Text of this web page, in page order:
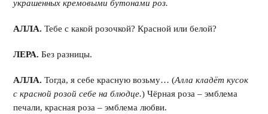
украшенных кремовыми бутонами роз.
АЛЛА. Тебе с какой розочкой? Красной или белой?
ЛЕРА. Без разницы.
АЛЛА. Тогда, я себе красную возьму… (Алла кладёт кусок
с красной розой себе на блюдце.) Чёрная роза – эмблема
печали, красная роза – эмблема любви.